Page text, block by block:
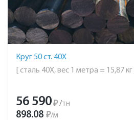
Круг 50 ст. 40Х
[ сталь 40Х, вес 1 метра = 15,87 кг ]
56 590₽ /тн
898.08 ₽/м